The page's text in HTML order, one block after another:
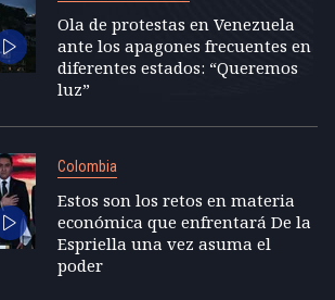
Ola de protestas en Venezuela
ante los apagones frecuentes en
diferentes estados: “Queremos
luz”
Colombia
Estos son los retos en materia
económica que enfrentará De la
Espriella una vez asuma el
poder